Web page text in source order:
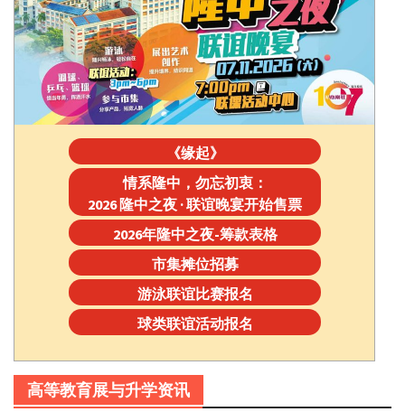
《缘起》
情系隆中，勿忘初衷：
2026 隆中之夜 · 联谊晚宴开始售票
2026年隆中之夜-筹款表格
市集摊位招募
游泳联谊比赛报名
球类联谊活动报名
高等教育展与升学资讯